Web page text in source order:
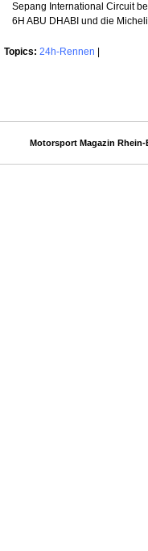
Sepang International Circuit
6H ABU DHABI und die
Topics: 24h-Rennen
Motorsport Magazin Rhein-